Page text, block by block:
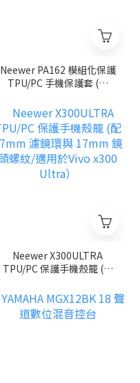
Neewer PA162 模組化保護
TPU/PC 手機保護套 (配
頭螺紋/適用於 iPhone 17
Air）
Neewer X300ULTRA
TPU/PC 保護手機殼籠 (配
頭螺紋/適用於Vivo x300
Ultra）